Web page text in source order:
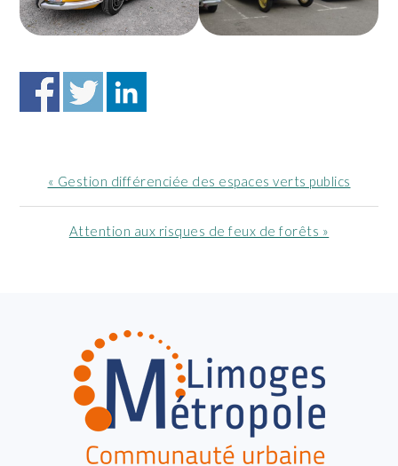
Article
précédent
« Gestion différenciée des espaces verts publics
Article
Attention aux risques de feux de forêts »